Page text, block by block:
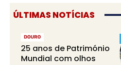
ÚLTIMAS NOTÍCIAS
DOURO
25 anos de Património
Mundial com olhos